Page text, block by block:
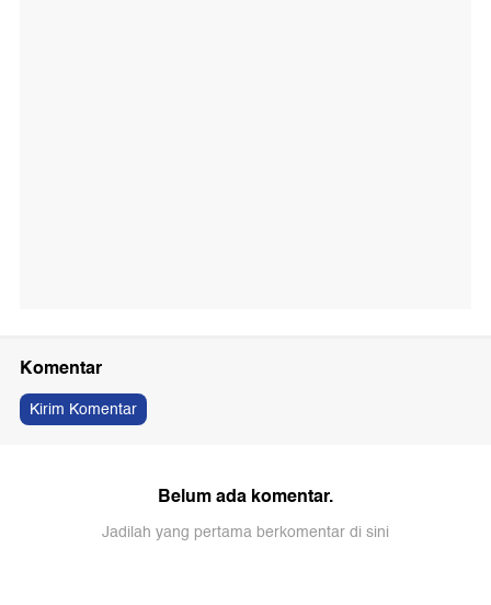
Komentar
Kirim Komentar
Belum ada komentar.
Jadilah yang pertama berkomentar di sini